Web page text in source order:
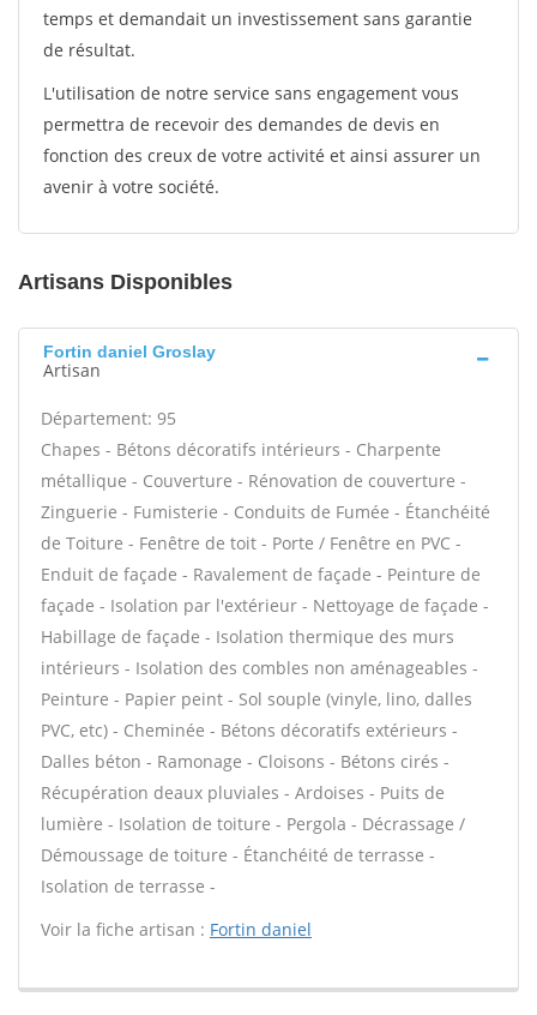
temps et demandait un investissement sans garantie
de résultat.
L'utilisation de notre service sans engagement vous
permettra de recevoir des demandes de devis en
fonction des creux de votre activité et ainsi assurer un
avenir à votre société.
Artisans Disponibles
Fortin daniel Groslay
Artisan
Département: 95
Chapes - Bétons décoratifs intérieurs - Charpente
métallique - Couverture - Rénovation de couverture -
Zinguerie - Fumisterie - Conduits de Fumée - Étanchéité
de Toiture - Fenêtre de toit - Porte / Fenêtre en PVC -
Enduit de façade - Ravalement de façade - Peinture de
façade - Isolation par l'extérieur - Nettoyage de façade -
Habillage de façade - Isolation thermique des murs
intérieurs - Isolation des combles non aménageables -
Peinture - Papier peint - Sol souple (vinyle, lino, dalles
PVC, etc) - Cheminée - Bétons décoratifs extérieurs -
Dalles béton - Ramonage - Cloisons - Bétons cirés -
Récupération deaux pluviales - Ardoises - Puits de
lumière - Isolation de toiture - Pergola - Décrassage /
Démoussage de toiture - Étanchéité de terrasse -
Isolation de terrasse -
Voir la fiche artisan : Fortin daniel